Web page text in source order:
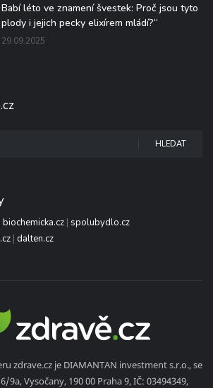
Babí léto ve znamení švestek: Proč jsou tyto
plody i jejich pecky elixírem mládí?“
29.09.2025
HLEDAT
biochemicka.cz | spolubydlo.cz
| dalten.cz
zdrave.cz je DIAMANTAN investment s.r.o., se
9a, Vysočany, 190 00 Praha 9, IČ: 03494349,